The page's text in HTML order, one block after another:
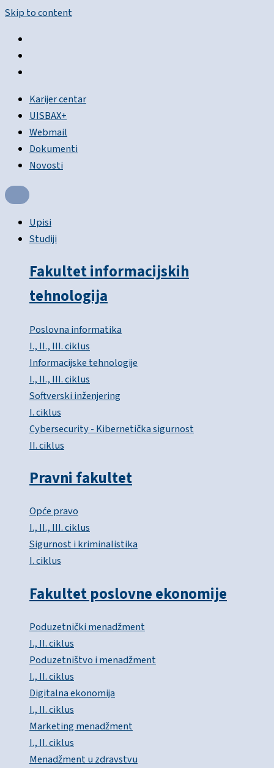
Skip to content
Karijer centar
UISBAX+
Webmail
Dokumenti
Novosti
Upisi
Studiji
Fakultet informacijskih
tehnologija
Poslovna informatika
I., II., III. ciklus
Informacijske tehnologije
I., II., III. ciklus
Softverski inženjering
I. ciklus
Cybersecurity - Kibernetička sigurnost
II. ciklus
Pravni fakultet
Opće pravo
I., II., III. ciklus
Sigurnost i kriminalistika
I. ciklus
Fakultet poslovne ekonomije
Poduzetnički menadžment
I., II. ciklus
Poduzetništvo i menadžment
I., II. ciklus
Digitalna ekonomija
I., II. ciklus
Marketing menadžment
I., II. ciklus
Menadžment u zdravstvu